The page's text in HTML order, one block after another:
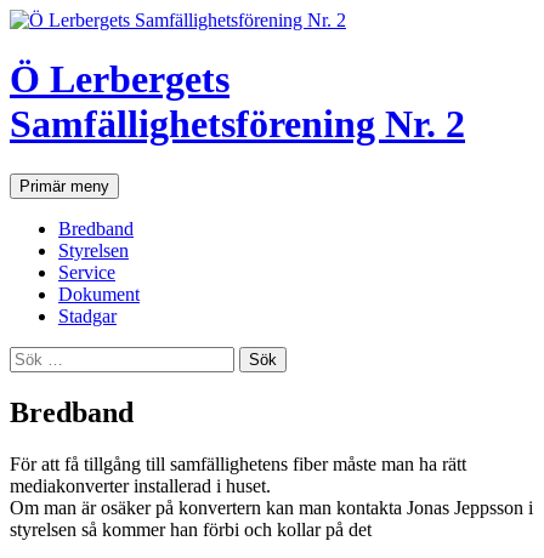
Hoppa
innehåll
Ö Lerbergets
Samfällighetsförening Nr. 2
SökPrimär meny
Bredband
Styrelsen
Service
Dokument
Stadgar
Sök
efter:
Bredband
För att få tillgång till samfällighetens fiber måste man ha rätt
mediakonverter installerad i huset.
Om man är osäker på konvertern kan man kontakta Jonas Jeppsson i
styrelsen så kommer han förbi och kollar på det